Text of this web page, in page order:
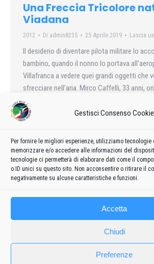
Gestisci Consenso Cookie
Per fornire le migliori esperienze, utilizziamo tecnologie
memorizzare e/o accedere alle informazioni del
tecnologie ci permetterà di elaborare dati come il
o ID unici su questo sito. Non acconsentire o ritirare il
negativamente su alcune caratteristiche e funzioni.
Accetta
Chiudi
Preferenze
Una Freccia Tricolore
Viadana
2012 Di admin8235 25 Aprile 2019 Lascia
Il desiderio di diventare pilota militare lo
bambino, quando il nonno lo portava
Villafranca a vedere quei grandi oggetti che
sfrecciare nell’aria. Mirco Caffelli, 33 anni,
Viadana e ora pilota nelle Frecce Tricolori ci
esperienza all’interno dell’Aeronautica
1 2